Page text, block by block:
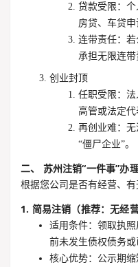
贷款受限 ：
房贷、车贷申
连带责任：
承担无限连带
创业封顶
任职受限 ：
高管或法定代
再创业难：
“僵尸企业”。
二、 苏州注销“一件事”办
根据您公司是否有经营、有
1. 简易注销（推荐：无经
适用条件：领取执
前未发生债权债务或
核心优势： 公示期